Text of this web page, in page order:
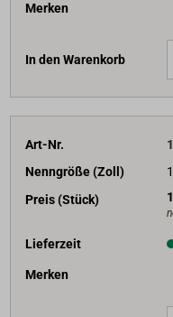
Merken
In den Warenkorb
Art-Nr.
Nenngröße (Zoll)
1
Preis (Stück)
Lieferzeit
Merken